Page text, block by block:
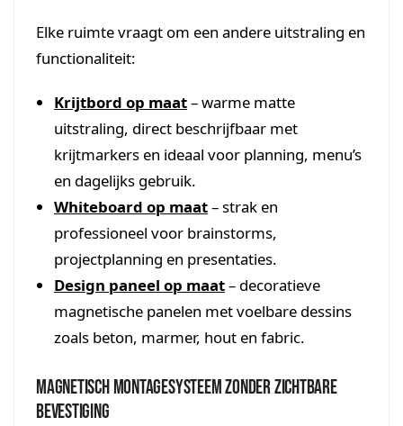
Elke ruimte vraagt om een andere uitstraling en
functionaliteit:
Krijtbord op maat– warme matte
uitstraling, direct beschrijfbaar met
krijtmarkers en ideaal voor planning, menu’s
en dagelijks gebruik.
Whiteboard op maat– strak en
professioneel voor brainstorms,
projectplanning en presentaties.
Design paneel op maat– decoratieve
magnetische panelen met voelbare dessins
zoals beton, marmer, hout en fabric.
Magnetisch montagesysteem zonder zichtbare
bevestiging